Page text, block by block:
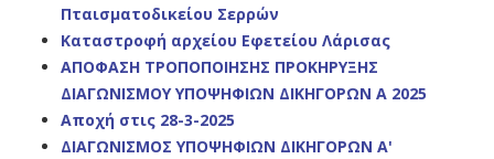
Πταισματοδικείου Σερρών
Καταστροφή αρχείου Εφετείου Λάρισας
ΑΠΟΦΑΣΗ ΤΡΟΠΟΠΟΙΗΣΗΣ ΠΡΟΚΗΡΥΞΗΣ
ΔΙΑΓΩΝΙΣΜΟΥ ΥΠΟΨΗΦΙΩΝ ΔΙΚΗΓΟΡΩΝ Α 2025
Αποχή στις 28-3-2025
ΔΙΑΓΩΝΙΣΜΟΣ ΥΠΟΨΗΦΙΩΝ ΔΙΚΗΓΟΡΩΝ Α'